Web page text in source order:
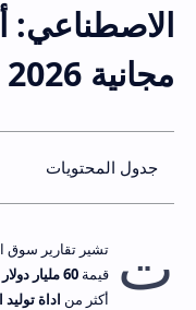
مجانية 2026
جدول المحتويات
ت
تشير تقارير سوق
قيمة 60 مليار دولار بحلول 2030
أكثر من اداة توليد